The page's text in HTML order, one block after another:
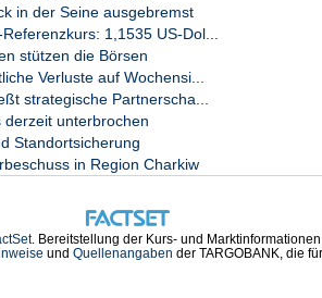
ist sich uneins, ob die Finanzen mit
besonders wohlhabende Menschen wieder
in der Seine ausgebremst
1,1535 US-Dol...
stützen die Börsen
Verluste auf Wochensi...
strategische Partnerscha...
derzeit unterbrochen
Standortsicherung
in Region Charkiw
. Bereitstellung der Kurs- und
und Quellenangaben der TARGOBANK, die